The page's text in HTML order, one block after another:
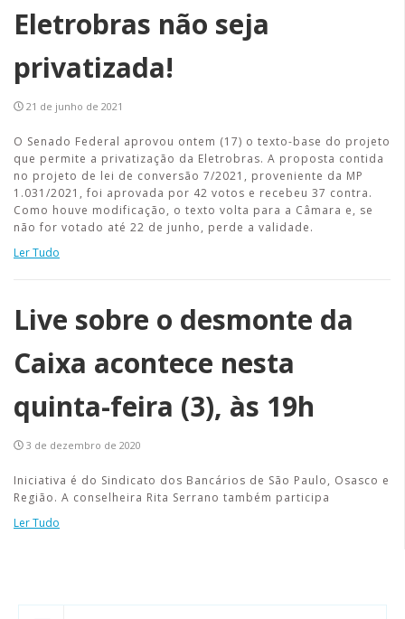
Eletrobras não seja
privatizada!
21 de junho de 2021
O Senado Federal aprovou ontem (17) o texto-base do projeto
que permite a privatização da Eletrobras. A proposta contida
no projeto de lei de conversão 7/2021, proveniente da MP
1.031/2021, foi aprovada por 42 votos e recebeu 37 contra.
Como houve modificação, o texto volta para a Câmara e, se
não for votado até 22 de junho, perde a validade.
Ler Tudo
Live sobre o desmonte da
Caixa acontece nesta
quinta-feira (3), às 19h
3 de dezembro de 2020
Iniciativa é do Sindicato dos Bancários de São Paulo, Osasco e
Região. A conselheira Rita Serrano também participa
Ler Tudo